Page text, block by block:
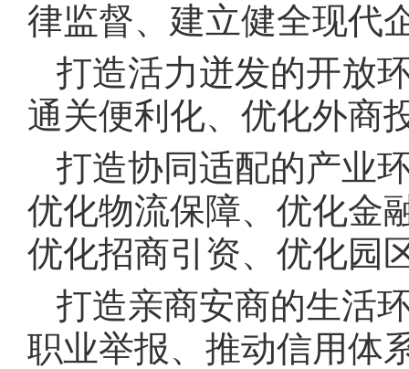
律监督、建立健全现代
打造活力迸发的开放
通关便利化、优化外商
打造协同适配的产业
优化物流保障、优化金
优化招商引资、优化园
打造亲商安商的生活
职业举报、推动信用体